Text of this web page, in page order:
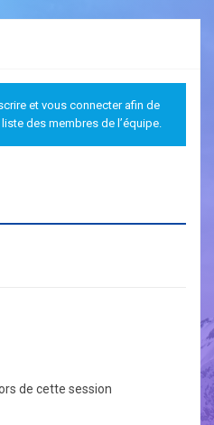
et vous connecter afin de
des membres de l’équipe.
de cette session